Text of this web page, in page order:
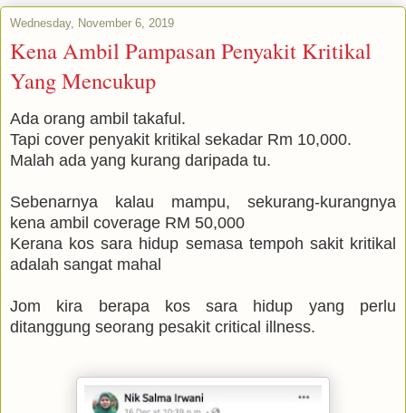
Wednesday, November 6, 2019
Kena Ambil Pampasan Penyakit Kritikal
Yang Mencukup
Ada orang ambil takaful.
Tapi cover penyakit kritikal sekadar Rm 10,000.
Malah ada yang kurang daripada tu.
Sebenarnya kalau mampu, sekurang-kurangnya
kena ambil coverage RM 50,000
Kerana kos sara hidup semasa tempoh sakit kritikal
adalah sangat mahal
Jom kira berapa kos sara hidup yang perlu
ditanggung seorang pesakit critical illness.